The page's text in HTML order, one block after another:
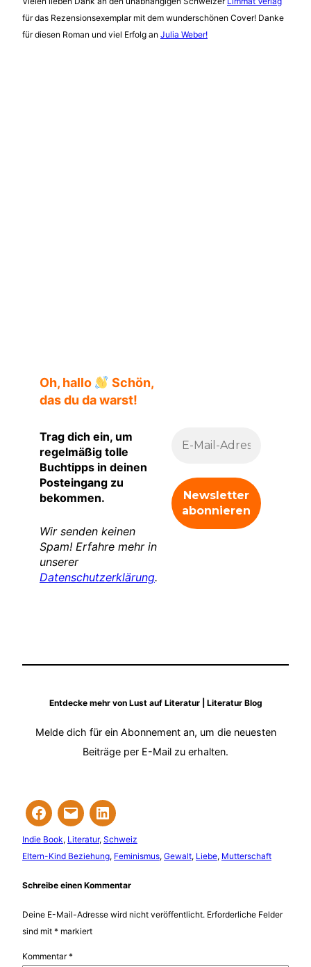
für das Rezensionsexemplar mit dem wunderschönen Cover! Danke
für diesen Roman und viel Erfolg an Julia Weber!
Oh, hallo
Schön,
das du da warst!
Trag dich ein, um
regelmäßig tolle
Buchtipps in deinen
Posteingang zu
bekommen.
Wir senden keinen
Spam! Erfahre mehr in
unserer
Datenschutzerklärung.
Entdecke mehr von Lust auf Literatur | Literatur Blog
Melde dich für ein Abonnement an, um die neuesten
Beiträge per E-Mail zu erhalten.
Indie Book, Literatur, Schweiz
Eltern-Kind Beziehung, Feminismus, Gewalt, Liebe, Mutterschaft
Schreibe einen Kommentar
Deine E-Mail-Adresse wird nicht veröffentlicht. Erforderliche Felder
sind mit * markiert
Kommentar*